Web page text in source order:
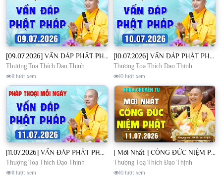
[09.07.2026] VẤN ĐÁP PHẬT PHÁP - Nghe Thầy giảng Pháp mỗi ngày CÔNG ĐỨC VÔ LƯỢNG│TT. Thích Đạo Thịnh
Thượng Toạ Thích Đạo Thịnh
11 lượt xem
[10.07.2026] VẤN ĐÁP PHẬT PHÁP - Nghe Thầy giảng Pháp mỗi ngày CÔNG ĐỨC VÔ LƯỢNG│TT. Thích Đạo Thịnh
Thượng Toạ Thích Đạo Thịnh
10 lượt xem
[11.07.2026] VẤN ĐÁP PHẬT PHÁP - Nghe Thầy giảng Pháp mỗi ngày CÔNG ĐỨC VÔ LƯỢNG│TT. Thích Đạo Thịnh
Thượng Toạ Thích Đạo Thịnh
11 lượt xem
[ Mới Nhất ] CÔNG ĐỨC NIỆM PHẬT - Khoá Chuyên Tu Chùa Khai Nguyên 11/07/2026 | TT. Thích Đạo Thịnh
Thượng Toạ Thích Đạo Thịnh
10 lượt xem